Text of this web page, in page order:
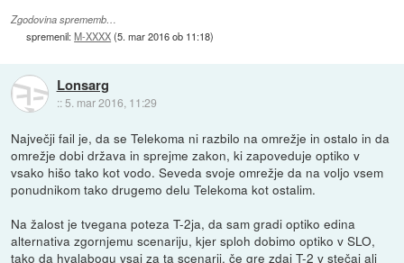
Zgodovina sprememb…
spremenil:M-XXXX(5. mar 2016 ob 11:18)
Lonsarg
:: 5. mar 2016, 11:29
Največji fail je, da se Telekoma ni razbilo na omrežje in ostalo in da
omrežje dobi država in sprejme zakon, ki zapoveduje optiko v
vsako hišo tako kot vodo. Seveda svoje omrežje da na voljo vsem
ponudnikom tako drugemo delu Telekoma kot ostalim.
Na žalost je tvegana poteza T-2ja, da sam gradi optiko edina
alternativa zgornjemu scenariju, kjer sploh dobimo optiko v SLO,
tako da hvalabogu vsaj za ta scenarij, če gre zdaj T-2 v stečaj ali